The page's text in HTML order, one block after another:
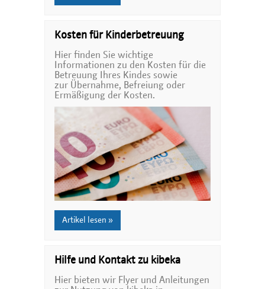
Kosten für Kinderbetreuung
Hier finden Sie wichtige
Informationen zu den Kosten für die
Betreuung Ihres Kindes sowie
zur Übernahme, Befreiung oder
Ermäßigung der Kosten.
Artikel lesen »
Hilfe und Kontakt zu kibeka
Hier bieten wir Flyer und Anleitungen